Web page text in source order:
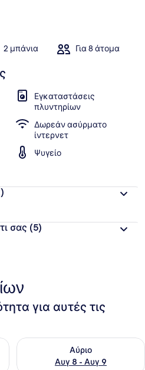
2 μπάνια Για 8 άτομα
Εγκαταστάσεις
πλυντηρίων
Δωρεάν ασύρματο
ίντερνετ
Ψυγείο
σας (5)
για αυτές τις
απόψε Αυγ 7 - Αυγ 8
Αύριο
Αυγ 8 - Αυγ 9
Έλεγχος διαθεσιμότητας